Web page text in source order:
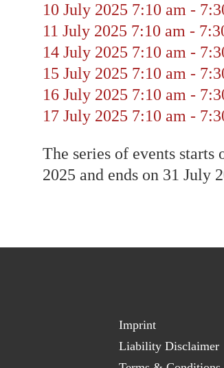
10 July 2025 7:10 am -
11 July 2025 7:10 am -
14 July 2025 7:10 am -
15 July 2025 7:10 am -
16 July 2025 7:10 am -
17 July 2025 7:10 am -
The series of events starts
2025 and ends on 31 July
Imprint
Liability Disclaimer